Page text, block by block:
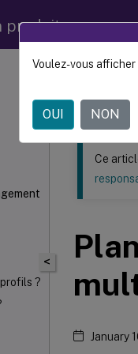
produit
?
Ce contenu a
Profile
<
Ce
January
Voulez-vous
OUI NON